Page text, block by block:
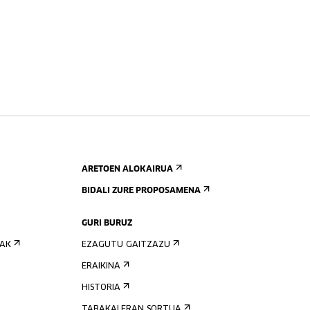
ARETOEN ALOKAIRUA
BIDALI ZURE PROPOSAMENA
GURI BURUZ
EZAGUTU GAITZAZU
ERAIKINA
HISTORIA